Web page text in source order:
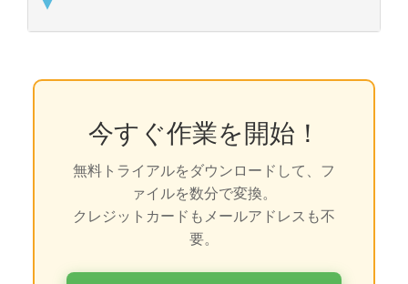
今すぐ作業を開始！
無料トライアルをダウンロードして、フ
ァイルを数分で変換。
クレジットカードもメールアドレスも不
要。